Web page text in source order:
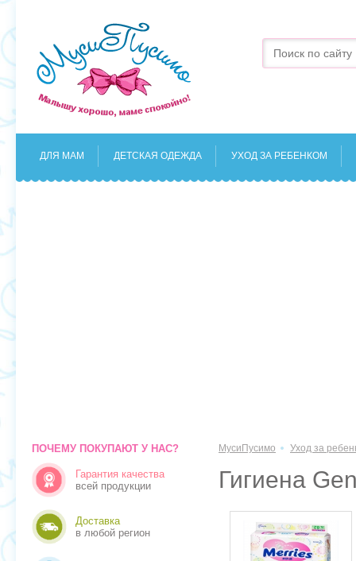
ДЛЯ МАМ ДЕТСКАЯ ОДЕЖДА УХОД ЗА РЕБЕНКОМ
ПОЧЕМУ ПОКУПАЮТ У НАС?
Гарантия качества
всей продукции
Доставка
в любой регион
МусиПусимо Уход за
Гигиена